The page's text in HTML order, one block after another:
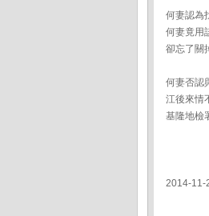
何妻認為
何妻竟用
卻忘了關
何妻否認
江後來情
基隆地檢
2014-11-